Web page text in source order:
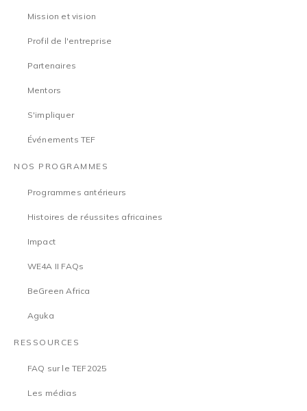
Mission et vision
Profil de l'entreprise
Partenaires
Mentors
S'impliquer
Événements TEF
NOS PROGRAMMES
Programmes antérieurs
Histoires de réussites africaines
Impact
WE4A II FAQs
BeGreen Africa
Aguka
RESSOURCES
FAQ sur le TEF2025
Les médias